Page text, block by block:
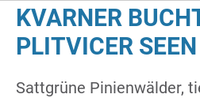
KVARNER
PLITVICER SEEN
Sattgrüne Pinienwälder,